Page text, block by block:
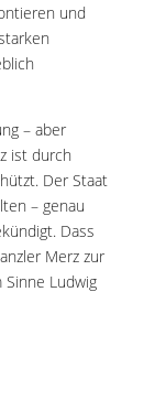
und
– aber
ist durch
Der Staat
– genau
Dass
Merz zur
Ludwig